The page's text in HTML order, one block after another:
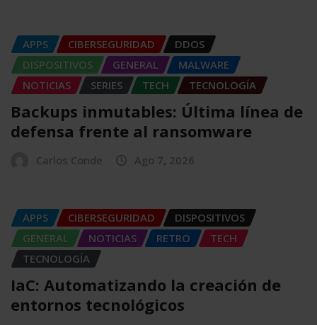
APPS CIBERSEGURIDAD
DDOS
DISPOSITIVOS
GENERAL
MALWARE
NOTICIAS
SERIES TECH TECNOLOGÍA
Backups inmutables: Última línea de
defensa frente al ransomware
Carlos Conde Ago 7, 2026
APPS CIBERSEGURIDAD
DISPOSITIVOS
GENERAL
NOTICIAS RETRO
TECH
TECNOLOGÍA
IaC: Automatizando la creación de
entornos tecnológicos